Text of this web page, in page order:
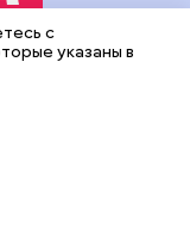
Департамента
города Москвы.
технологии
информации
сведений,
с
указаны в